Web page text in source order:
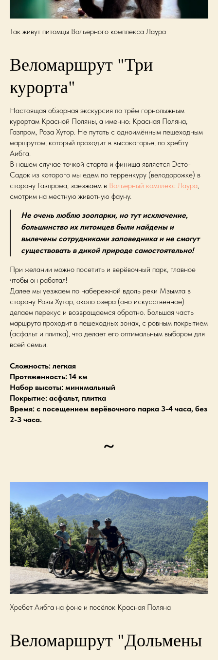
Так живут питомцы Вольерного комплекса Лаура
Веломаршрут "Три
курорта"
Настоящая обзорная экскурсия по трём горнолыжным
курортам Красной Поляны, а именно: Красная Поляна,
Газпром, Роза Хутор. Не путать с одноимённым пешеходным
маршрутом, который проходит в высокогорье, по хребту
Аибга.
В нашем случае точкой старта и финиша является Эсто-
Садок из которого мы едем по терренкуру (велодорожке) в
сторону Газпрома, заезжаем в Вольерный комплекс Лаура,
смотрим на местную животную фауну.
Не очень люблю зоопарки, но тут исключение,
большинство их питомцев были найдены и
вылечены сотрудниками заповедника и не смогут
существовать в дикой природе самостоятельно!
При желании можно посетить и верёвочный парк, главное
чтобы он работал!
Далее мы уезжаем по набережной вдоль реки Мзымта в
сторону Розы Хутор, около озера (оно искусственное)
делаем перекус и возвращаемся обратно. Большая часть
маршрута проходит в пешеходных зонах, с ровным покрытием
(асфальт и плитка), что делает его оптимальным выбором для
всей семьи.
Сложность: легкая
Протяженность: 14 км
Набор высоты: минимальный
Покрытие: асфальт, плитка
Время: с посещением верёвочного парка 3-4 часа, без
2-3 часа.
~
Хребет Аибга на фоне и посёлок Красная Поляна
Веломаршрут "Дольмены